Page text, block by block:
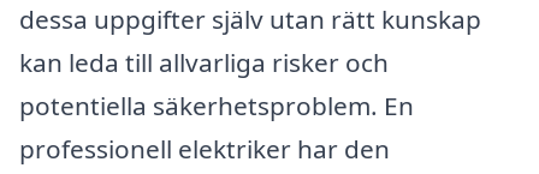
dessa uppgifter själv utan rätt kunskap
kan leda till allvarliga risker och
potentiella säkerhetsproblem. En
professionell elektriker har den